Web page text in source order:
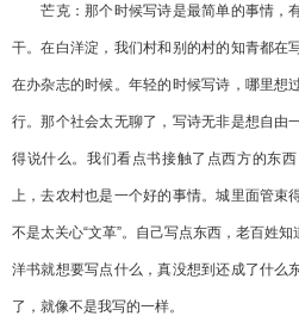
芒克：那个时候写诗是最简单的事情，
干。在白洋淀，我们村和别的村的知青都在
在办杂志的时候。年轻的时候写诗，哪里想
行。那个社会太无聊了，写诗无非是想自由
得说什么。我们看点书接触了点西方的东
上，去农村也是一个好的事情。城里面管束
不是太关心“文革”。自己写点东西，老百姓
洋书就想要写点什么，真没想到还成了什么
了，就像不是我写的一样。